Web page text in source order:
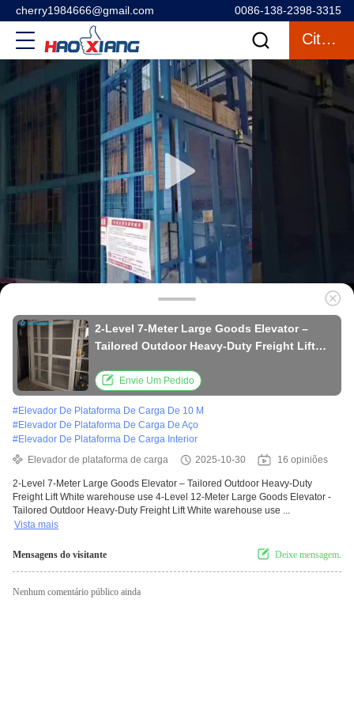
cherry1984666@gmail.com 0086-138-2398-3315
Citações
2-Level 7-Meter Large Goods Elevator –
Tailored Outdoor Heavy-Duty Freight Lift
Envie Um Pedido
#Elevador De Plataforma De Carga De 10 M
#Elevador De Plataforma De Carga De Aço
#Elevador De Plataforma De Carga Interior
Elevador de plataforma de carga
2025-10-30 16 opiniões
2-Level 7-Meter Large Goods Elevator – Tailored Outdoor Heavy-Duty
Freight Lift White warehouse use 4-Level 12-Meter Large Goods Elevator -
Tailored Outdoor Heavy-Duty Freight Lift White warehouse use ...
Vista mais
Mensagens do visitante Deixe mensagem.
Nenhum comentário público ainda